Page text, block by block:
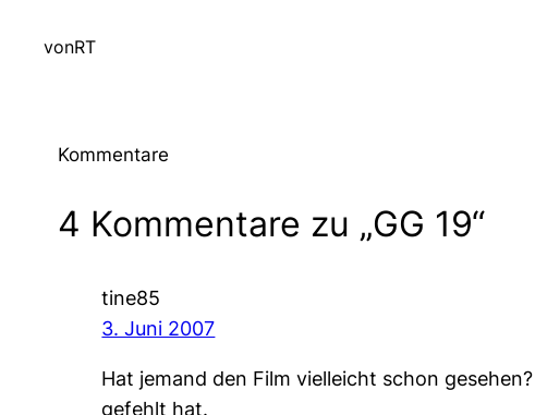
vonRT
Kommentare
4 Kommentare zu „GG 19“
tine85
3. Juni 2007
Hat jemand den Film vielleicht schon
gefehlt hat.